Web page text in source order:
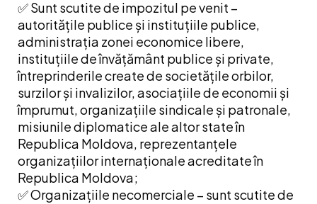
✅ Sunt scutite de impozitul pe venit –
autoritățile publice și instituțiile publice,
administrația zonei economice libere,
instituțiile de învățământ publice și private,
întreprinderile create de societățile orbilor,
surzilor și invalizilor, asociațiile de economii și
împrumut, organizațiile sindicale și patronale,
misiunile diplomatice ale altor state în
Republica Moldova, reprezentanțele
organizațiilor internaționale acreditate în
Republica Moldova;
✅ Organizațiile necomerciale – sunt scutite de